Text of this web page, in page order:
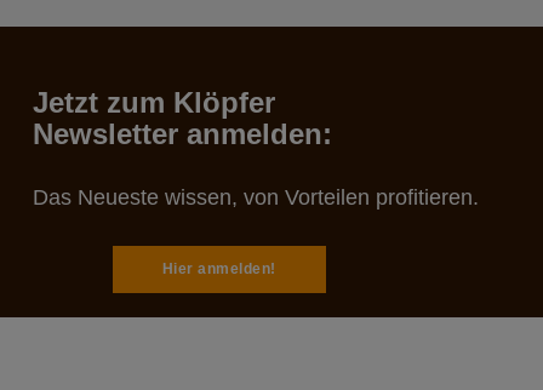
Jetzt zum Klöpfer
Newsletter anmelden:
Das Neueste wissen, von Vorteilen profitieren.
Hier anmelden!